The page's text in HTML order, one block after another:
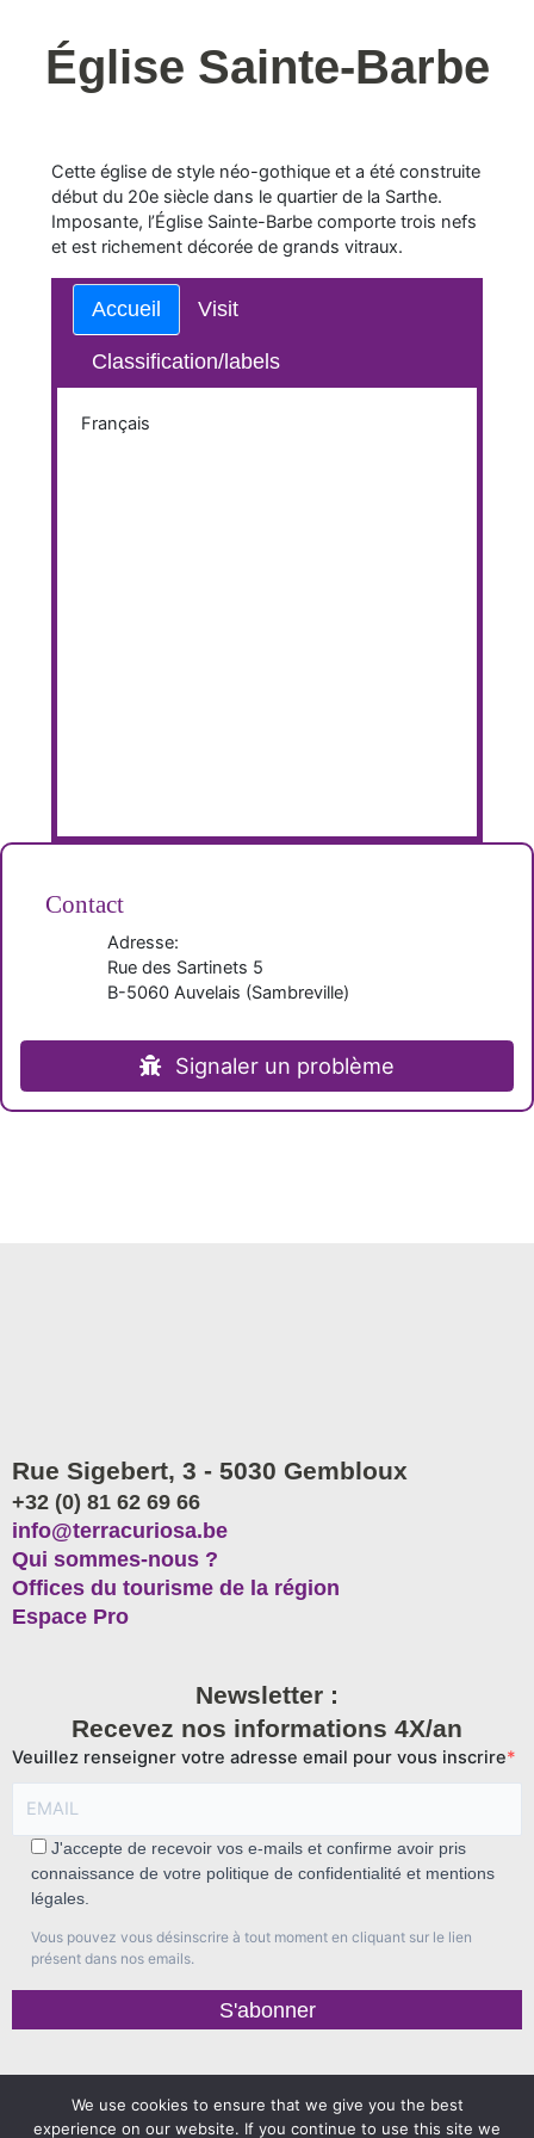
Église Sainte-Barbe
Contact
Adresse:
Rue des Sartinets 5
B-5060 Auvelais (Sambreville)
Signaler un problème
Cette église de style néo-gothique et a été construite
début du 20e siècle dans le quartier de la Sarthe.
Imposante, l’Église Sainte-Barbe comporte trois nefs
et est richement décorée de grands vitraux.
Accueil Visit
Classification/labels
Français
Rue Sigebert, 3 - 5030 Gembloux
+32 (0) 81 62 69 66
info@terracuriosa.be
Qui sommes-nous ?
Offices du tourisme de la région
Espace Pro
Newsletter :
Recevez nos informations 4X/an
Veuillez renseigner votre adresse email pour vous inscrire
J'accepte de recevoir vos e-mails et confirme avoir pris
connaissance de votre politique de confidentialité et mentions
légales.
Vous pouvez vous désinscrire à tout moment en cliquant sur le lien
présent dans nos emails.
S'abonner
We use cookies to ensure that we give you the best
experience on our website. If you continue to use this site we